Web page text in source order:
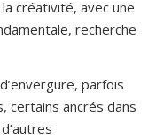
créativité, avec une
recherche
parfois
certains ancrés dans